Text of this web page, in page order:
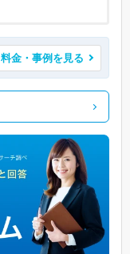
料金・事例を見る